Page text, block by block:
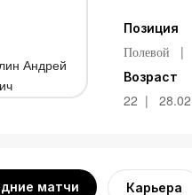
Позиция
Полевой
Возраст
22
матчи Карьера